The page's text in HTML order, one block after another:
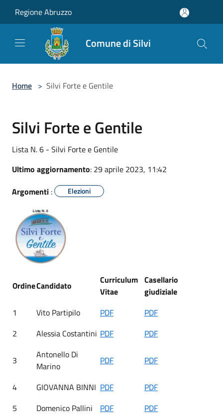
Regione Abruzzo
Comune di Silvi
Home > Silvi Forte e Gentile
Silvi Forte e Gentile
Lista N. 6 - Silvi Forte e Gentile
Ultimo aggiornamento: 29 aprile 2023, 11:42
Argomenti : Elezioni
OrdineCandidato
Curriculum
Vitae
Casellario
giudiziale
1
Vito Partipilo PDF
PDF
2
Alessia Costantini PDF PDF
3
Antonello Di
Marino
PDF PDF
4 GIOVANNA BINNI PDF
PDF
5
Domenico Pallini PDF
PDF